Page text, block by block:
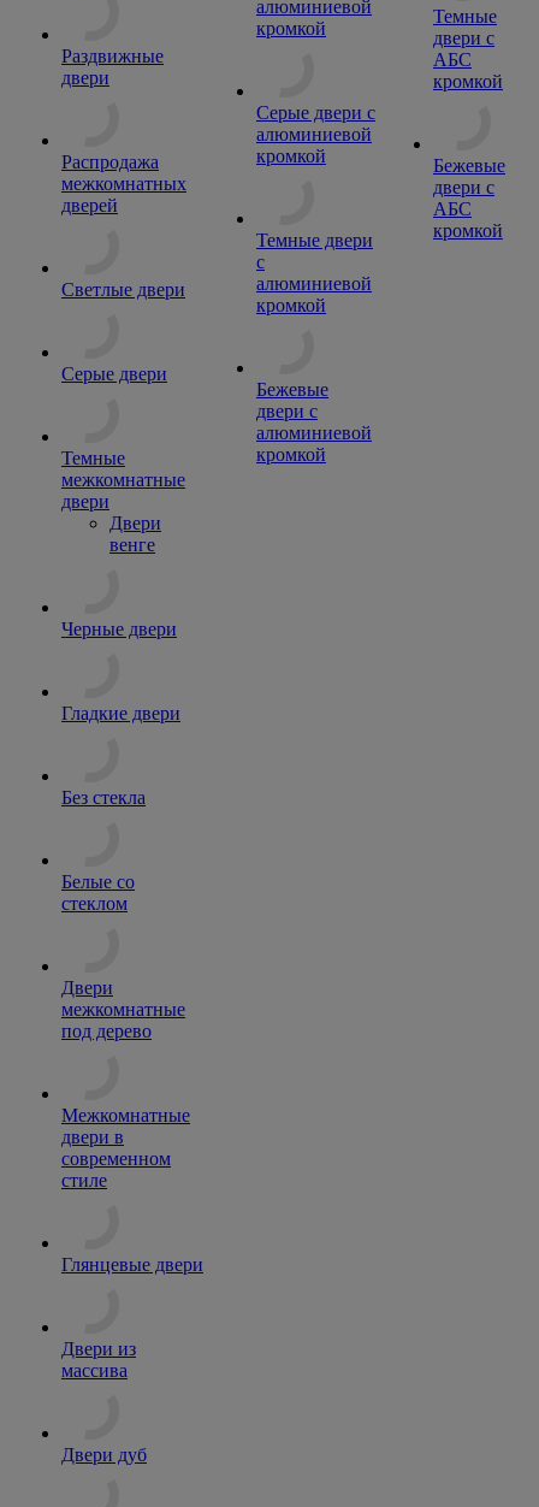
Раздвижные
двери
Распродажа
межкомнатных
дверей
Светлые двери
Серые двери
Темные
межкомнатные
двери
Двери
венге
Черные двери
Гладкие двери
Без стекла
Белые со
стеклом
Двери
межкомнатные
под дерево
Межкомнатные
двери в
современном
стиле
Глянцевые двери
Двери из
массива
Двери дуб
алюминиевой
кромкой
Серые двери с
алюминиевой
кромкой
Темные двери
с
алюминиевой
кромкой
Бежевые
двери с
алюминиевой
кромкой
Темные
двери с
АБС
кромкой
Бежевые
двери с
АБС
кромкой